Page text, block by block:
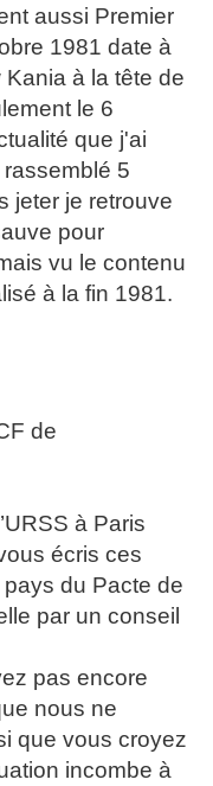
aussi Premier
1981 date à
à la tête de
le 6
que j'ai
5
jeter je retrouve
pour
vu le contenu
à la fin 1981.
de
à Paris
écris ces
du Pacte de
par un conseil
pas encore
nous ne
que vous croyez
incombe à